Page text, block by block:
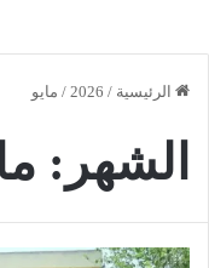
الرئيسية /
2026
/ مايو
الشهر: